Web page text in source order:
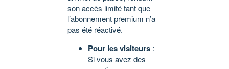
son accès limité tant que
l’abonnement premium n’a
pas été réactivé.
Pour les visiteurs :
Si vous avez des